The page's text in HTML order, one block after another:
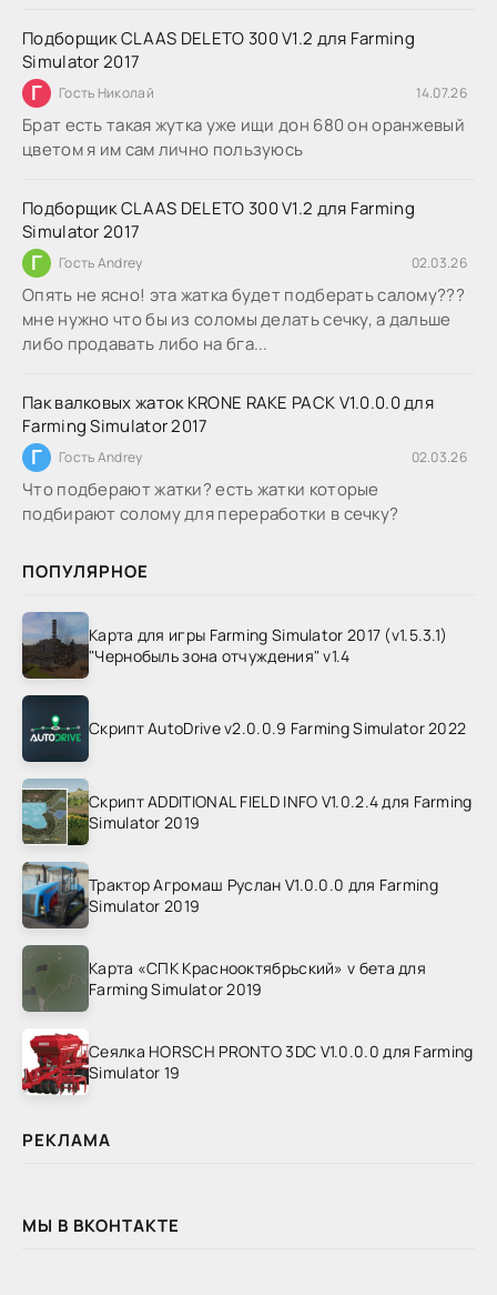
Подборщик CLAAS DELETO 300 V1.2 для Farming
Simulator 2017
Г Гость Николай 14.07.26
Брат есть такая жутка уже ищи дон 680 он оранжевый
цветом я им сам лично пользуюсь
Подборщик CLAAS DELETO 300 V1.2 для Farming
Simulator 2017
Г Гость Andrey 02.03.26
Опять не ясно! эта жатка будет подберать салому???
мне нужно что бы из соломы делать сечку, а дальше
либо продавать либо на бга...
Пак валковых жаток KRONE RAKE PACK V1.0.0.0 для
Farming Simulator 2017
Г Гость Andrey 02.03.26
Что подберают жатки? есть жатки которые
подбирают солому для переработки в сечку?
ПОПУЛЯРНОЕ
Карта для игры Farming Simulator 2017 (v1.5.3.1)
"Чернобыль зона отчуждения" v1.4
Скрипт AutoDrive v2.0.0.9 Farming Simulator 2022
Скрипт ADDITIONAL FIELD INFO V1.0.2.4 для Farming
Simulator 2019
Трактор Агромаш Руслан V1.0.0.0 для Farming
Simulator 2019
Карта «СПК Краснооктябрьский» v бета для
Farming Simulator 2019
Сеялка HORSCH PRONTO 3DC V1.0.0.0 для Farming
Simulator 19
РЕКЛАМА
МЫ В ВКОНТАКТЕ